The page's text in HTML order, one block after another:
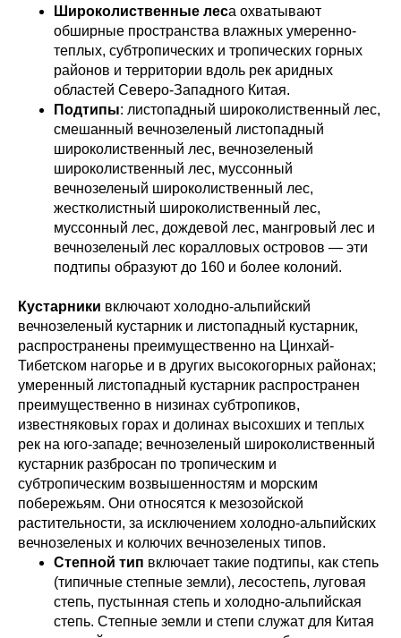
Широколиственные леса охватывают
обширные пространства влажных умеренно-
теплых, субтропических и тропических горных
районов и территории вдоль рек аридных
областей Северо-Западного Китая.
Подтипы: листопадный широколиственный лес,
смешанный вечнозеленый листопадный
широколиственный лес, вечнозеленый
широколиственный лес, муссонный
вечнозеленый широколиственный лес,
жестколистный широколиственный лес,
муссонный лес, дождевой лес, мангровый лес и
вечнозеленый лес коралловых островов — эти
подтипы образуют до 160 и более колоний.
Кустарники включают холодно-альпийский
вечнозеленый кустарник и листопадный кустарник,
распространены преимущественно на Цинхай-
Тибетском нагорье и в других высокогорных районах;
умеренный листопадный кустарник распространен
преимущественно в низинах субтропиков,
известняковых горах и долинах высохших и теплых
рек на юго-западе; вечнозеленый широколиственный
кустарник разбросан по тропическим и
субтропическим возвышенностям и морским
побережьям. Они относятся к мезозойской
растительности, за исключением холодно-альпийских
вечнозеленых и колючих вечнозеленых типов.
Степной тип включает такие подтипы, как степь
(типичные степные земли), лесостепь, луговая
степь, пустынная степь и холодно-альпийская
степь. Степные земли и степи служат для Китая